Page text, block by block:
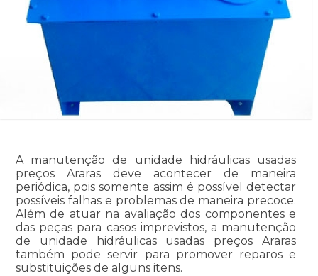
A manutenção de unidade hidráulicas usadas
preços Araras deve acontecer de maneira
periódica, pois somente assim é possível detectar
possíveis falhas e problemas de maneira precoce.
Além de atuar na avaliação dos componentes e
das peças para casos imprevistos, a manutenção
de unidade hidráulicas usadas preços Araras
também pode servir para promover reparos e
substituições de alguns itens.